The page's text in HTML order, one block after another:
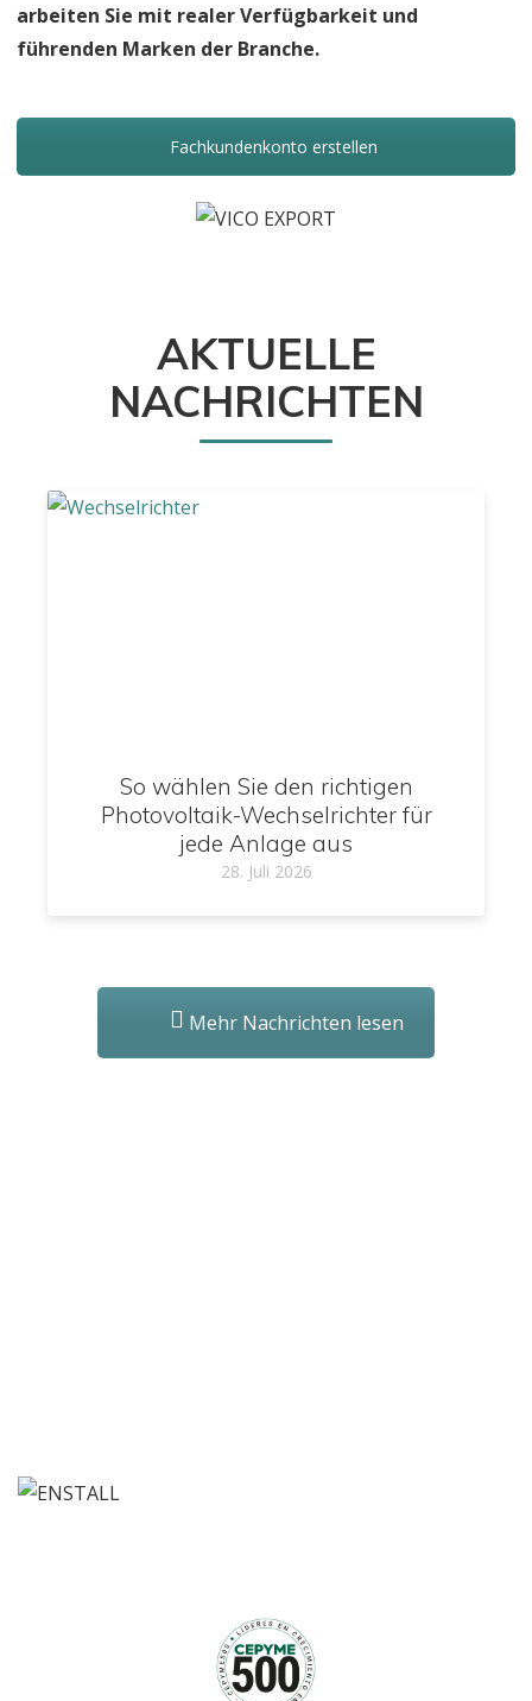
arbeiten Sie mit realer Verfügbarkeit und
führenden Marken der Branche.
Fachkundenkonto erstellen
AKTUELLE
NACHRICHTEN
So wählen Sie den richtigen
Photovoltaik-Wechselrichter für
jede Anlage aus
28. Juli 2026
Mehr Nachrichten lesen